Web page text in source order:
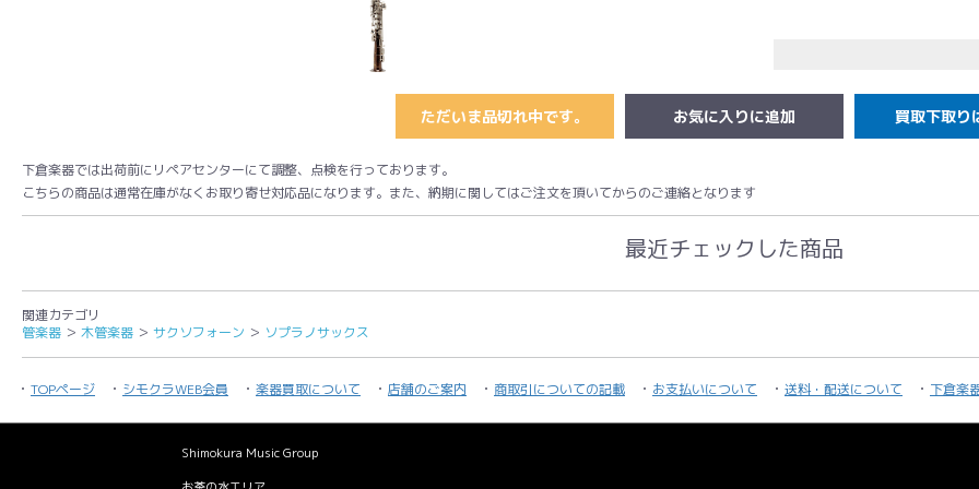
ただいま品切れ中です。 買取下取り
下倉楽器では出荷前にリペアセンターにて調整、点検を行っております。
こちらの商品は通常在庫がなくお取り寄せ対応品になります。また、納期に関してはご注文を頂いてからのご連絡となります
最近チェックした商品
関連カテゴリ
管楽器 ＞ 木管楽器 ＞ サクソフォーン ＞ ソプラノサックス
TOPページ シモクラWEB会員 楽器買取について 店舗のご案内 商取引についての記載 お支払いについて 送料・配送について 下倉楽
Shimokura Music Group